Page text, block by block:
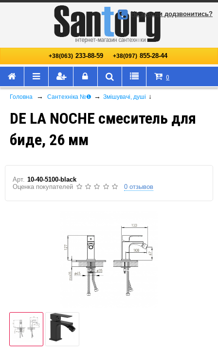
+38(063) 233-88-59 +38(097) 855-28-44
Не змогли додзвонитись?
0
Головна → Сантехніка №❶ → Змішувачі, душі ↓
DE LA NOCHE смеситель для
биде, 26 мм
Арт. 10-40-5100-black
Оценка покупателей
0 отзывов